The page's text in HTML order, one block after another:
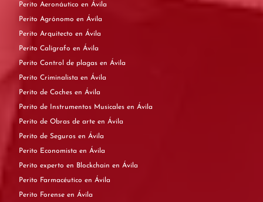
Perito Aeronáutico en Ávila
Perito Agrónomo en Ávila
Perito Arquitecto en Ávila
Perito Calígrafo en Ávila
Perito Control de plagas en Ávila
Perito Criminalista en Ávila
Perito de Coches en Ávila
Perito de Instrumentos Musicales en Ávila
Perito de Obras de arte en Ávila
Perito de Seguros en Ávila
Perito Economista en Ávila
Perito experto en Blockchain en Ávila
Perito Farmacéutico en Ávila
Perito Forense en Ávila